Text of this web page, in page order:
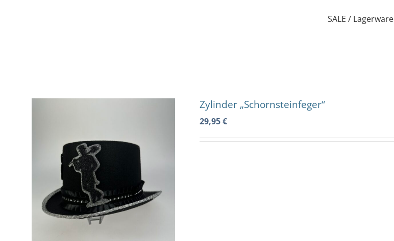
SALE / Lagerware
Zylinder „Schornsteinfeger“
29,95€